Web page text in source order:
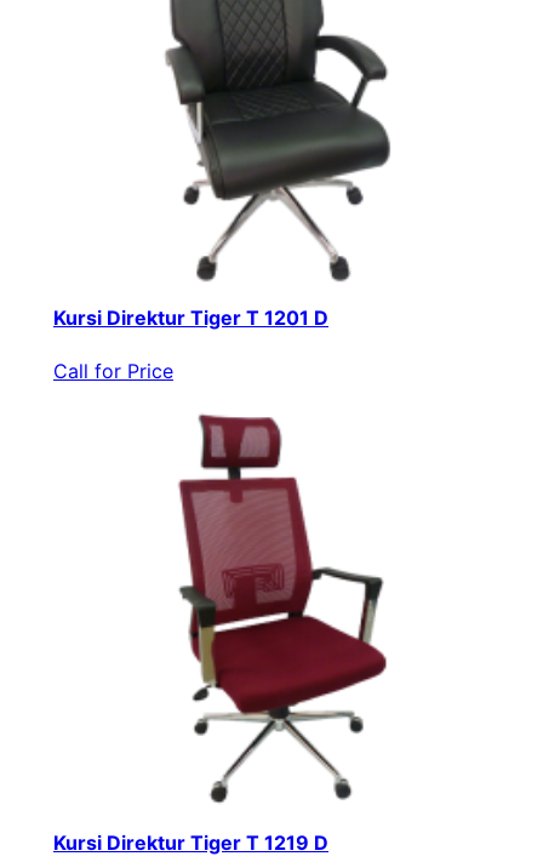
Kursi Direktur Tiger T 1201 D
Call for Price
Kursi Direktur Tiger T 1219 D